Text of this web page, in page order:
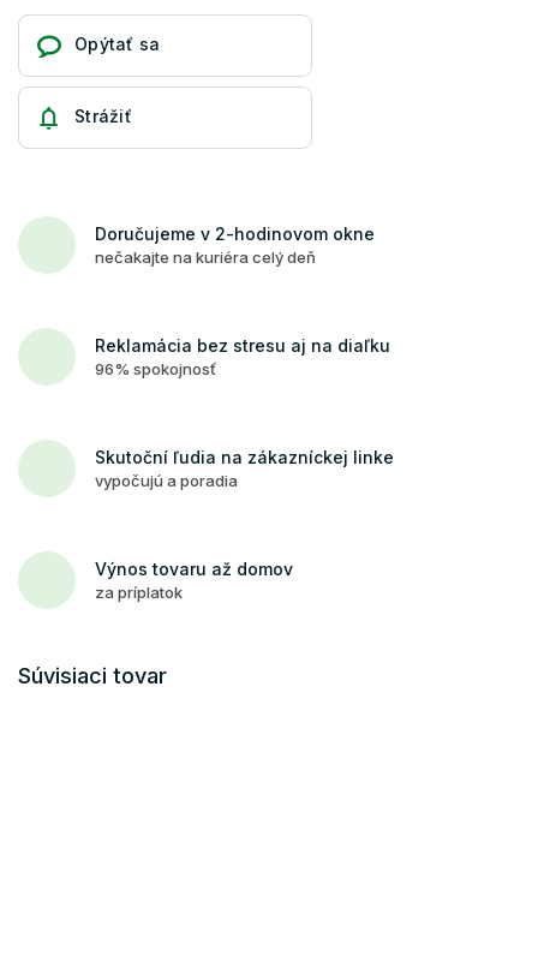
Opýtať sa
Strážiť
Doručujeme v 2-hodinovom okne
nečakajte na kuriéra celý deň
Reklamácia bez stresu aj na diaľku
96% spokojnosť
Skutoční ľudia na zákazníckej linke
vypočujú a poradia
Výnos tovaru až domov
za príplatok
Súvisiaci tovar